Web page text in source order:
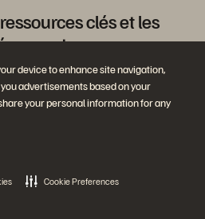
device to enhance site navigation,
advertisements based on your
your personal information for any
Cookie Preferences
clés et les